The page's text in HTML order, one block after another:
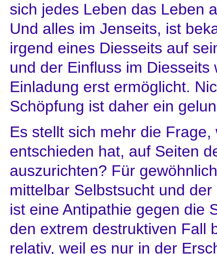
sich jedes Leben das Leben
Und alles im Jenseits, ist
irgend eines Diesseits auf
und der Einfluss im Diesseits
Einladung erst ermöglicht.
Schöpfung ist daher ein
Es stellt sich mehr die
entschieden hat, auf Seiten
auszurichten? Für
mittelbar Selbstsucht und
ist eine Antipathie gegen die
den extrem destruktiven Fall
relativ, weil es nur in der